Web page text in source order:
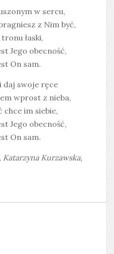
w sercu,
z Nim być,
łaski,
Jego obecność,
On sam.
daj swoje ręce
wprost z nieba,
chce im siebie,
Jego obecność,
On sam.
Kurzawska,